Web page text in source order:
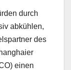
durch
abkühlen,
des
einen